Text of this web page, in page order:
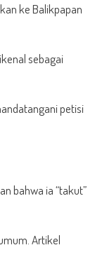
ke Balikpapan
sebagai
petisi
bahwa ia “takut”
Artikel